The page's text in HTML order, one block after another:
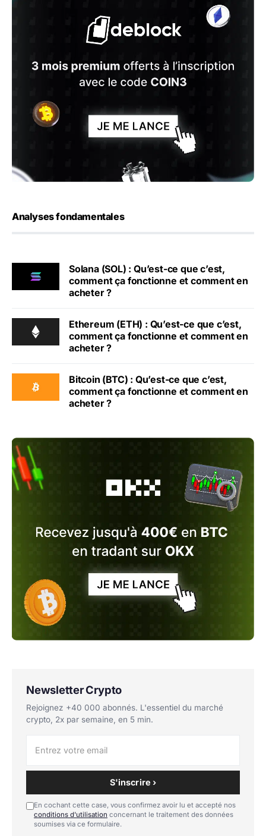
Analyses fondamentales
Solana (SOL) : Qu’est-ce que c’est,
comment ça fonctionne et comment en
acheter ?
Ethereum (ETH) : Qu’est-ce que c’est,
comment ça fonctionne et comment en
acheter ?
Bitcoin (BTC) : Qu’est-ce que c’est,
comment ça fonctionne et comment en
acheter ?
Newsletter Crypto
Rejoignez +40 000 abonnés. L'essentiel du marché
crypto, 2x par semaine, en 5 min.
S'inscrire ›
En cochant cette case, vous confirmez avoir lu et accepté nos
conditions d'utilisation concernant le traitement des données
soumises via ce formulaire.